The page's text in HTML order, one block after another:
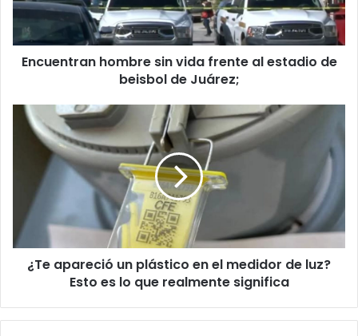
estadio
de
beisbol
deEncuentran hombre sin vida frente al estadio de
beisbol de Juárez;
¿Te
apareció
plástico
medidor
de
luz?
Esto¿Te apareció un plástico en el medidor de luz?
Esto es lo que realmente significa